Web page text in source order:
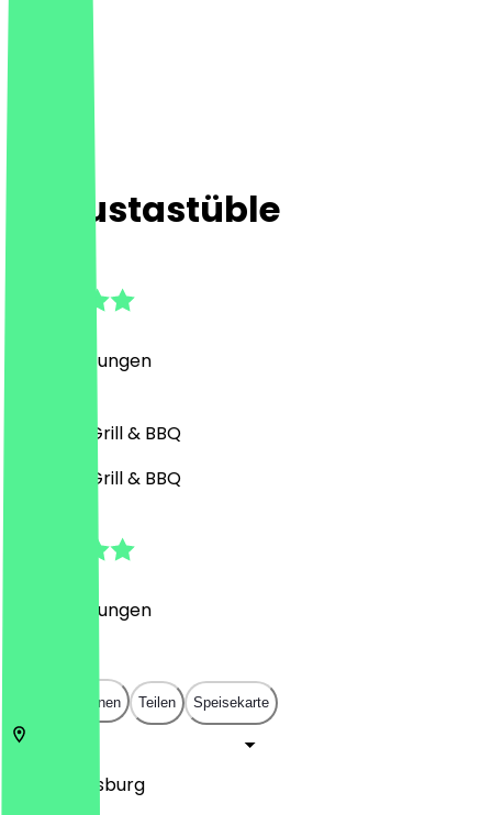
Augustastüble
Bewertungen
Deutsch, Grill & BBQ
Deutsch, Grill & BBQ
Bewertungen
In App öffnen Teilen Speisekarte
Augsburg